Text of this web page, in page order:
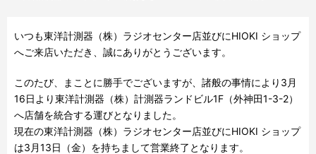
English
いつも東洋計測器（株）ラジオセンター店並びにHIOKI ショップ
へご来店いただき、誠にありがとうございます。
このたび、まことに勝手でございますが、諸般の事情により3月
16日より東洋計測器（株）計測器ランドビル1F（外神田1-3-2）
へ店舗を統合する運びとなりました。
現在の東洋計測器（株）ラジオセンター店並びにHIOKI ショップ
は3月13日（金）を持ちまして営業終了となります。